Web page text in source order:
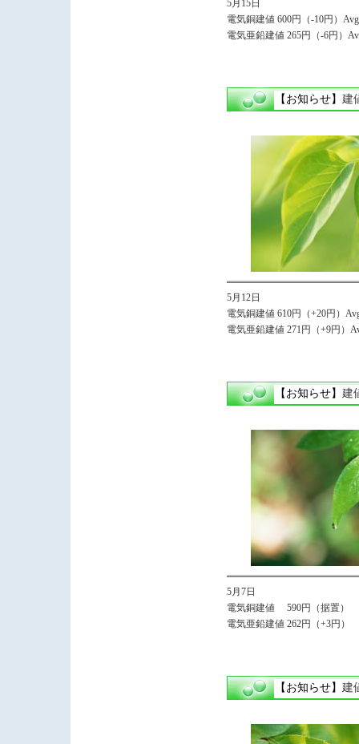
5月15日
電気銅建値 600円（-10円）
電気亜鉛建値 265円（-6円）
【お知らせ】 建
5月12日
電気銅建値 610円（+20円）
電気亜鉛建値 271円（+9円）
【お知らせ】 建
5月7日
電気銅建値 590円（据置）
電気亜鉛建値 262円（+3円）
【お知らせ】 建